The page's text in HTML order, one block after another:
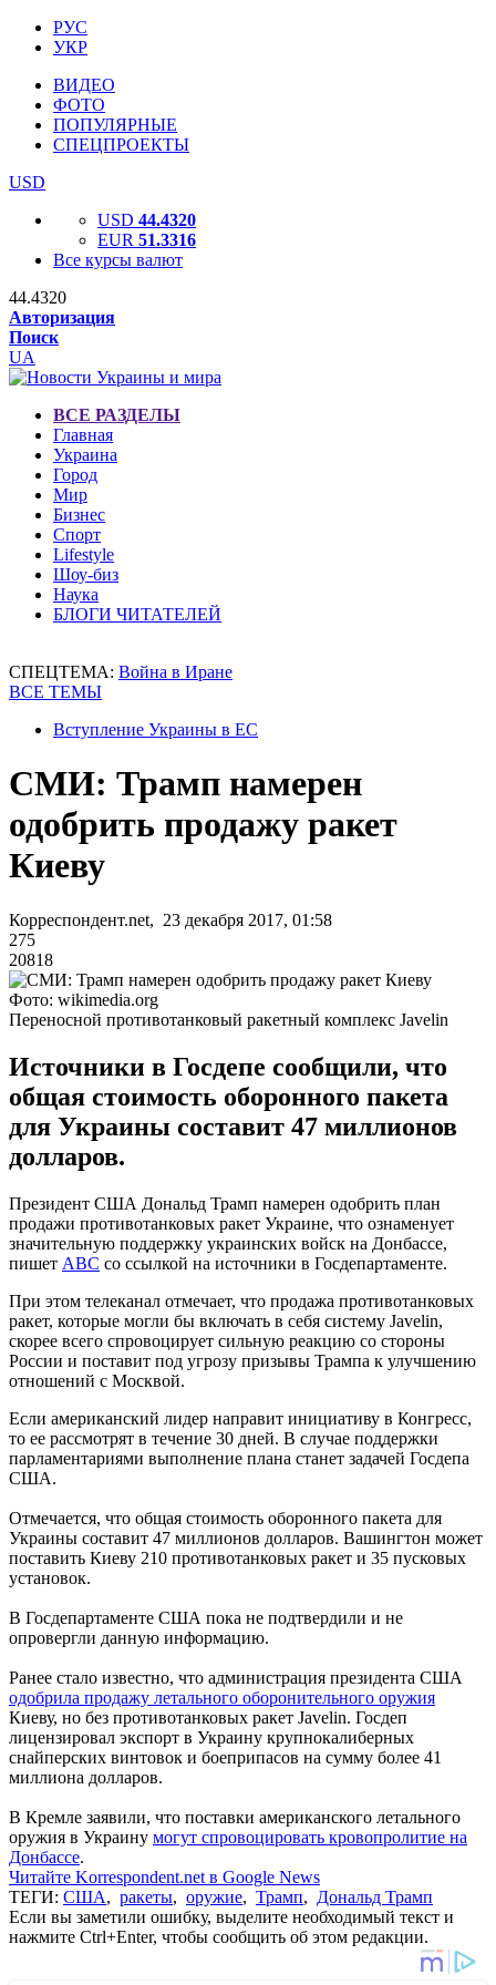
РУС
УКР
ВИДЕО
ФОТО
ПОПУЛЯРНЫЕ
СПЕЦПРОЕКТЫ
USD
USD 44.4320
EUR 51.3316
Все курсы валют
44.4320
Авторизация
Поиск
UA
ВСЕ РАЗДЕЛЫ
Главная
Украина
Город
Мир
Бизнес
Спорт
Lifestyle
Шоу-биз
Наука
БЛОГИ ЧИТАТЕЛЕЙ
СПЕЦТЕМА: Война в Иране
ВСЕ ТЕМЫ
Вступление Украины в ЕС
СМИ: Трамп намерен
одобрить продажу ракет
Киеву
Корреспондент.net, 23 декабря 2017, 01:58
275
20818
Фото: wikimedia.org
Переносной противотанковый ракетный комплекс Javelin
Источники в Госдепе сообщили, что
общая стоимость оборонного пакета
для Украины составит 47 миллионов
долларов.
Президент США Дональд Трамп намерен одобрить план
продажи противотанковых ракет Украине, что ознаменует
значительную поддержку украинских войск на Донбассе,
пишет АВС со ссылкой на источники в Госдепартаменте.
При этом телеканал отмечает, что продажа противотанковых
ракет, которые могли бы включать в себя систему Javelin,
скорее всего спровоцирует сильную реакцию со стороны
России и поставит под угрозу призывы Трампа к улучшению
отношений с Москвой.
Если американский лидер направит инициативу в Конгресс,
то ее рассмотрят в течение 30 дней. В случае поддержки
парламентариями выполнение плана станет задачей Госдепа
США.
Отмечается, что общая стоимость оборонного пакета для
Украины составит 47 миллионов долларов. Вашингтон может
поставить Киеву 210 противотанковых ракет и 35 пусковых
установок.
В Госдепартаменте США пока не подтвердили и не
опровергли данную информацию.
Ранее стало известно, что администрация президента США
одобрила продажу летального оборонительного оружия
Киеву, но без противотанковых ракет Javelin. Госдеп
лицензировал экспорт в Украину крупнокалиберных
снайперских винтовок и боеприпасов на сумму более 41
миллиона долларов.
В Кремле заявили, что поставки американского летального
оружия в Украину могут спровоцировать кровопролитие на
Донбассе.
Читайте Korrespondent.net в Google News
ТЕГИ: США, ракеты, оружие, Трамп, Дональд Трамп
Если вы заметили ошибку, выделите необходимый текст и
нажмите Ctrl+Enter, чтобы сообщить об этом редакции.